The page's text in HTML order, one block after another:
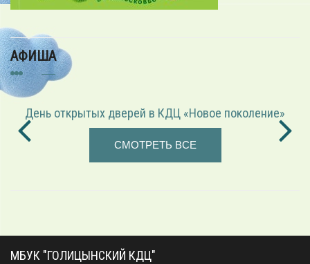
АФИША
День открытых дверей в КДЦ «Новое поколение»
СМОТРЕТЬ ВСЕ
МБУК "ГОЛИЦЫНСКИЙ КДЦ"